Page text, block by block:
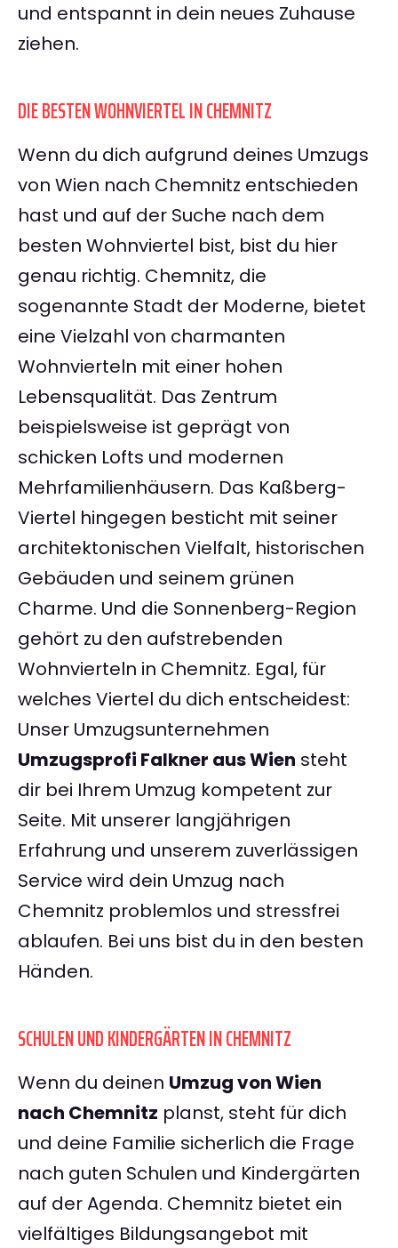
und entspannt in dein neues Zuhause
ziehen.
DIE BESTEN WOHNVIERTEL IN CHEMNITZ
Wenn du dich aufgrund deines Umzugs
von Wien nach Chemnitz entschieden
hast und auf der Suche nach dem
besten Wohnviertel bist, bist du hier
genau richtig. Chemnitz, die
sogenannte Stadt der Moderne, bietet
eine Vielzahl von charmanten
Wohnvierteln mit einer hohen
Lebensqualität. Das Zentrum
beispielsweise ist geprägt von
schicken Lofts und modernen
Mehrfamilienhäusern. Das Kaßberg-
Viertel hingegen besticht mit seiner
architektonischen Vielfalt, historischen
Gebäuden und seinem grünen
Charme. Und die Sonnenberg-Region
gehört zu den aufstrebenden
Wohnvierteln in Chemnitz. Egal, für
welches Viertel du dich entscheidest:
Unser Umzugsunternehmen
Umzugsprofi Falkner aus Wien steht
dir bei Ihrem Umzug kompetent zur
Seite. Mit unserer langjährigen
Erfahrung und unserem zuverlässigen
Service wird dein Umzug nach
Chemnitz problemlos und stressfrei
ablaufen. Bei uns bist du in den besten
Händen.
SCHULEN UND KINDERGÄRTEN IN CHEMNITZ
Wenn du deinen Umzug von Wien
nach Chemnitz planst, steht für dich
und deine Familie sicherlich die Frage
nach guten Schulen und Kindergärten
auf der Agenda. Chemnitz bietet ein
vielfältiges Bildungsangebot mit